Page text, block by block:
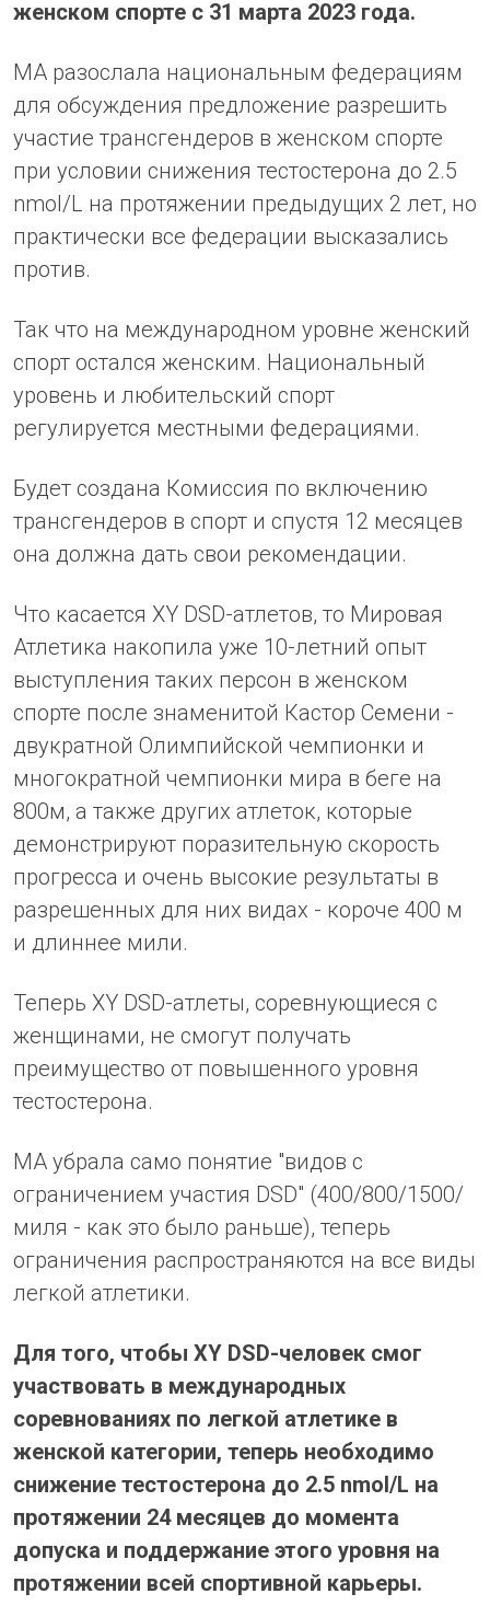
женском спорте с 31 марта 2023 года.
МА разослала национальным федерациям
для обсуждения предложение разрешить
участие трансгендеров в женском спорте
при условии снижения тестостерона до 2.5
nmol/L на протяжении предыдущих 2 лет, но
практически все федерации высказались
против.
Так что на международном уровне женский
спорт остался женским. Национальный
уровень и любительский спорт
регулируется местными федерациями.
Будет создана Комиссия по включению
трансгендеров в спорт и спустя 12 месяцев
она должна дать свои рекомендации.
Что касается XY DSD-атлетов, то Мировая
Атлетика накопила уже 10-летний опыт
выступления таких персон в женском
спорте после знаменитой Кастор Семени -
двукратной Олимпийской чемпионки и
многократной чемпионки мира в беге на
800м, а также других атлеток, которые
демонстрируют поразительную скорость
прогресса и очень высокие результаты в
разрешенных для них видах - короче 400 м
и длиннее мили.
Теперь XY DSD-атлеты, соревнующиеся с
женщинами, не смогут получать
преимущество от повышенного уровня
тестостерона.
МА убрала само понятие "видов с
ограничением участия DSD" (400/800/1500/
миля - как это было раньше), теперь
ограничения распространяются на все виды
легкой атлетики.
Для того, чтобы XY DSD-человек смог
участвовать в международных
соревнованиях по легкой атлетике в
женской категории, теперь необходимо
снижение тестостерона до 2.5 nmol/L на
протяжении 24 месяцев до момента
допуска и поддержание этого уровня на
протяжении всей спортивной карьеры.